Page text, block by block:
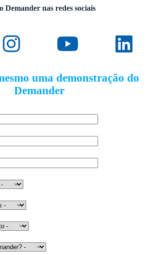
Demander nas redes sociais
uma demonstração do
Demander